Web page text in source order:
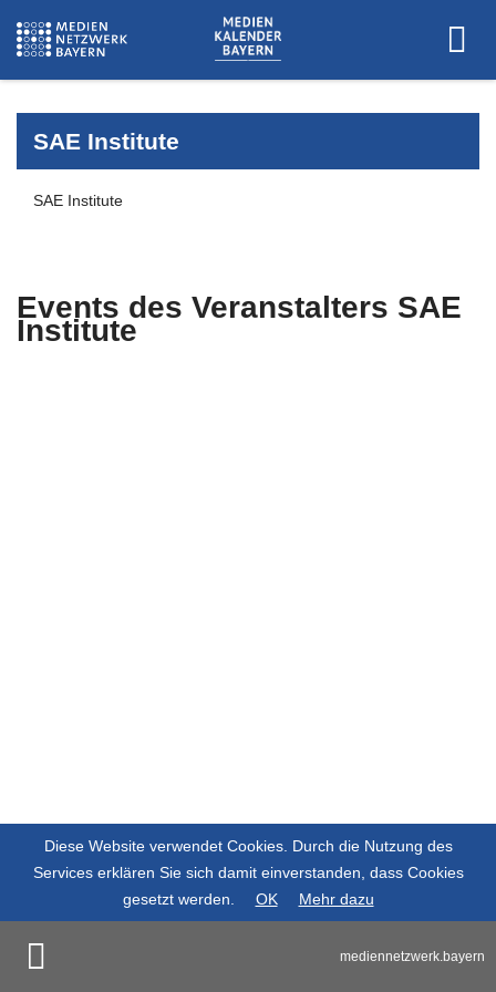
SAE Institute
SAE Institute
Events des Veranstalters SAE
Institute
mediennetzwerk.bayern
Diese Website verwendet Cookies. Durch die Nutzung des
Services erklären Sie sich damit einverstanden, dass Cookies
gesetzt werden.
OK Mehr dazu